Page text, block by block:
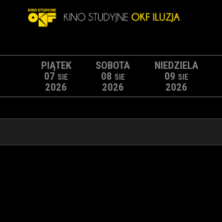
PIĄTEK
07 SIE
2026
SOBOTA
08 SIE
2026
NIEDZIELA
09 SIE
2026